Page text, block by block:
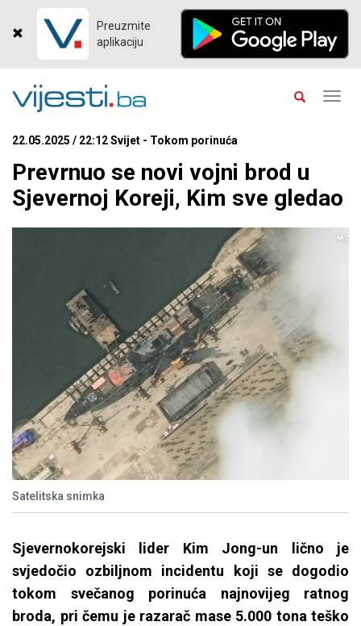
Preuzmite
aplikaciju
22.05.2025 / 22:12 Svijet - Tokom porinuća
Prevrnuo se novi vojni brod u
Sjevernoj Koreji, Kim sve gledao
Satelitska snimka
Sjevernokorejski lider Kim Jong-un lično je
svjedočio ozbiljnom incidentu koji se dogodio
tokom svečanog porinuća najnovijeg ratnog
broda, pri čemu je razarač mase 5.000 tona teško